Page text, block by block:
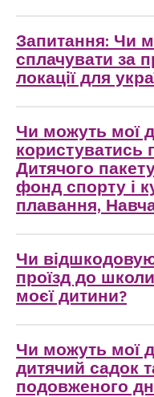
Запитання: Чи
сплачувати за
локації для
Чи можуть мої
користуватись
Дитячого
фонд спорту і
плавання,
Чи
проїзд до
моєї дитини?
Чи можуть мої
дитячий садок
подовженого